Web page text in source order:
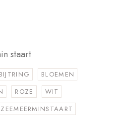
staart
BIJTRING
BLOEMEN
ROZE
WIT
ZEEMEERMINSTAART